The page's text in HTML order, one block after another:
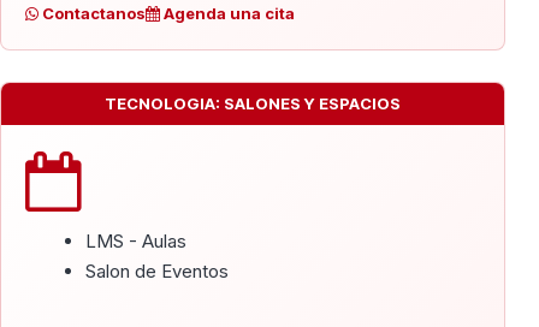
Contactanos Agenda una cita
TECNOLOGIA: SALONES Y ESPACIOS
LMS - Aulas
Salon de Eventos